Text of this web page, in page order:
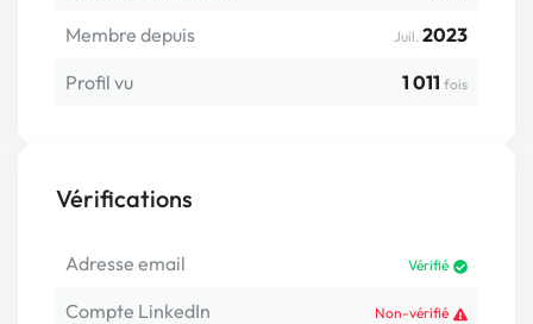
Membre depuis Juil. 2023
Profil vu
1 011 fois
Vérifications
Adresse email Vérifié
Compte LinkedIn Non-vérifié